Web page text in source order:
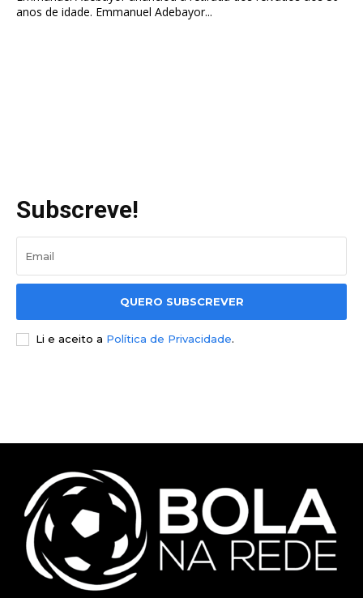
anos de idade. Emmanuel Adebayor...
Subscreve!
QUERO SUBSCREVER
Li e aceito a Política de Privacidade.